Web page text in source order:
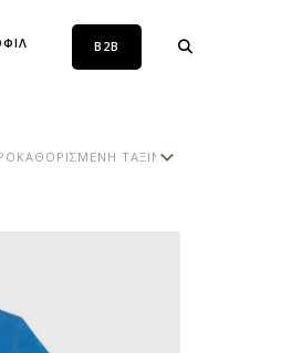
B2B